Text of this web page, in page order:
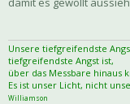
Unsere tiefgreifendste
tiefgreifendste Angst ist,
über das Messbare hinaus
Es ist unser Licht, nicht
Williamson